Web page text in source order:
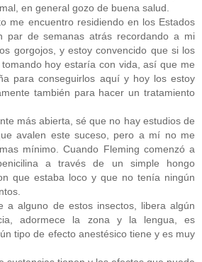
en general gozo de buena salud.
me encuentro residiendo en los Estados
par de semanas atrás recordando a mi
gorgojos, y estoy convencido que si los
hoy estaría con vida, así que me
para conseguirlos aquí y hoy los estoy
también para hacer un tratamiento
más abierta, sé que no hay estudios de
avalen este suceso, pero a mí no me
mínimo. Cuando Fleming comenzó a
a través de un simple hongo
que estaba loco y que no tenía ningún
a alguno de estos insectos, libera algún
adormece la zona y la lengua, es
tipo de efecto anestésico tiene y es muy